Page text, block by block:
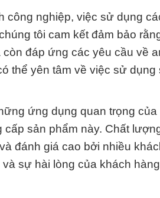
công nghiệp, việc sử dụng
tôi cam kết đảm bảo
đáp ứng các yêu cầu về
thể yên tâm về việc sử
ứng dụng quan trọng
cấp sản phẩm này. Chất
đánh giá cao bởi nhiều
sự hài lòng của khách